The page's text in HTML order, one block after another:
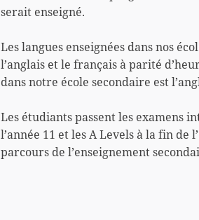
serait enseigné.
Les langues enseignées dans nos
l’anglais et le français à parité
dans notre école secondaire est
Les étudiants passent les examens
l’année 11 et les A Levels à la fin de
parcours de l’enseignement